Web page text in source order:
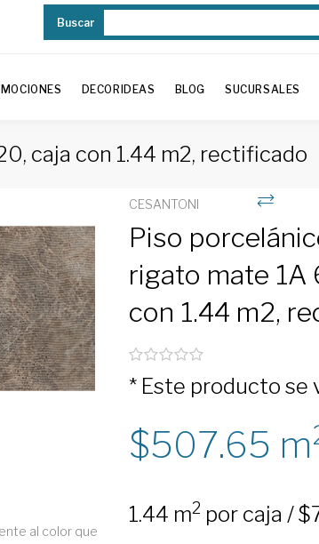
Buscar
DECORIDEAS BLOG SUCURSALES
caja con 1.44 m2, rectificado
al color que
CESANTONI
Piso
rigato mate 1A
con 1.44 m2,
* Este producto se
507.65 m
1.44 m2 por caja /